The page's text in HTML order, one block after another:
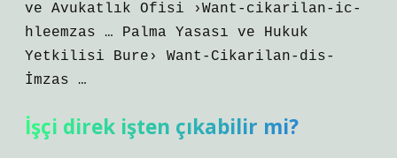
ve Avukatlık Ofisi ›Want-cikarilan-ic-
hleemzas … Palma Yasası ve Hukuk
Yetkilisi Bure› Want-Cikarilan-dis-
İmzas …
İşçi direk işten çıkabilir mi?